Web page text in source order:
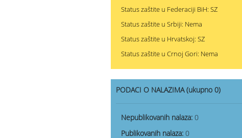
Status zaštite u Federaciji BiH: SZ
Status zaštite u Srbiji: Nema
Status zaštite u Hrvatskoj: SZ
Status zaštite u Crnoj Gori: Nema
PODACI O NALAZIMA (ukupno 0)
Nepublikovanih nalaza: 0
Publikovanih nalaza: 0